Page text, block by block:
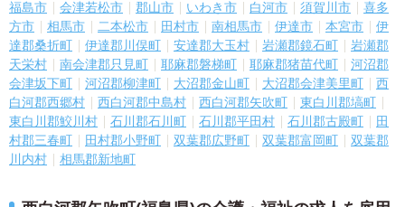
福島市 会津若松市 郡山市 いわき市 白河市 須賀川市
喜多
方市
相馬市 二本松市 田村市 南相馬市 伊達市 本宮市
伊
達郡桑折町
伊達郡川俣町 安達郡大玉村 岩瀬郡鏡石町
岩瀬郡
天栄村
南会津郡只見町 耶麻郡磐梯町 耶麻郡猪苗代町
河沼郡
会津坂下町
河沼郡柳津町 大沼郡金山町 大沼郡会津美里町
西
白河郡西郷村
西白河郡中島村 西白河郡矢吹町
東白川郡塙町
東白川郡鮫川村
石川郡石川町 石川郡平田村 石川郡古殿町
田
村郡三春町
田村郡小野町 双葉郡広野町 双葉郡富岡町
双葉郡
川内村
相馬郡新地町